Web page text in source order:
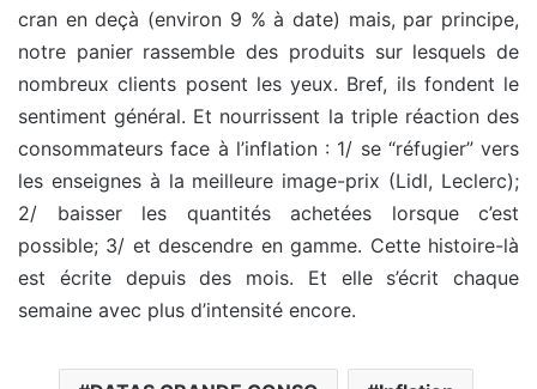
cran en deçà (environ 9 % à date) mais, par principe,
notre panier rassemble des produits sur lesquels de
nombreux clients posent les yeux. Bref, ils fondent le
sentiment général. Et nourrissent la triple réaction des
consommateurs face à l’inflation : 1/ se “réfugier” vers
les enseignes à la meilleure image-prix (Lidl, Leclerc);
2/ baisser les quantités achetées lorsque c’est
possible; 3/ et descendre en gamme. Cette histoire-là
est écrite depuis des mois. Et elle s’écrit chaque
semaine avec plus d’intensité encore.